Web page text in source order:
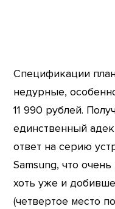
Спецификации
недурные,
11 990 рублей.
единственный
ответ на серию
Samsung, что
хоть уже и
(четвертое место